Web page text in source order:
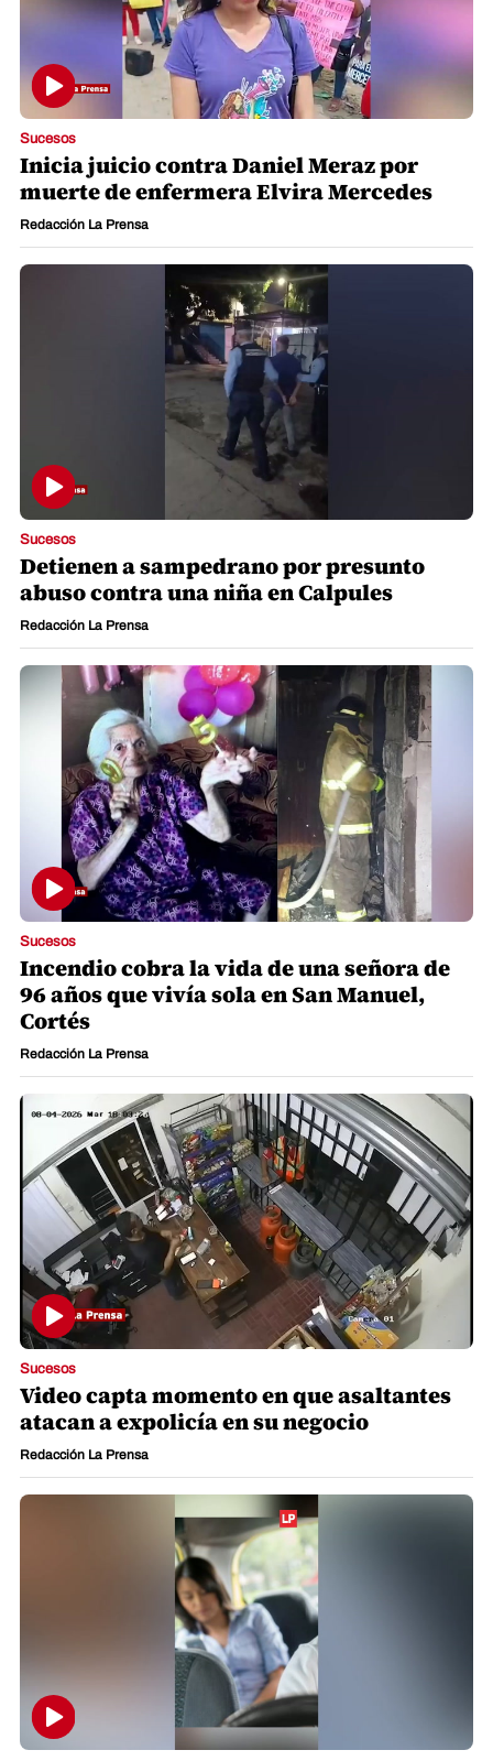
Sucesos
Inicia juicio contra Daniel Meraz por
muerte de enfermera Elvira Mercedes
Redacción La Prensa
Sucesos
Detienen a sampedrano por presunto
abuso contra una niña en Calpules
Redacción La Prensa
Sucesos
Incendio cobra la vida de una señora de
96 años que vivía sola en San Manuel,
Cortés
Redacción La Prensa
Sucesos
Video capta momento en que asaltantes
atacan a expolicía en su negocio
Redacción La Prensa